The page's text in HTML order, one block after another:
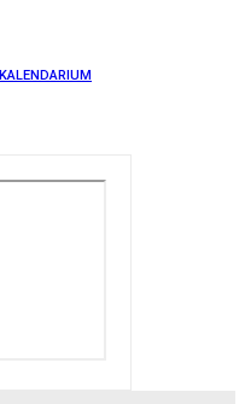
KALENDARIUM